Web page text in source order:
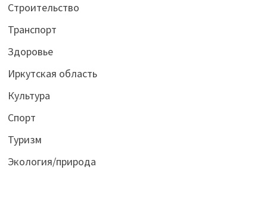
Строительство
Транспорт
Здоровье
Иркутская область
Культура
Спорт
Туризм
Экология/природа